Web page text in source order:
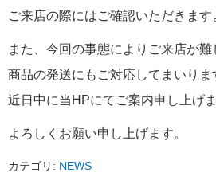
ご来店の際にはご確認いただきます
また、今回の事態によりご来店が難
商品の発送にもご対応してまいりま
近日中に当HPにてご案内申し上げま
よろしくお願い申し上げます。
カテゴリ: NEWS